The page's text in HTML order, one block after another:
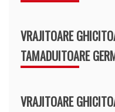
VRAJITOARE
TAMADUITOARE
VRAJITOARE